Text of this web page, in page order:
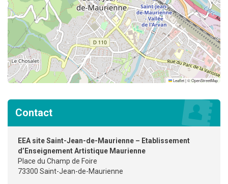
Leaflet|©OpenStreetMap
Contact
EEA site Saint-Jean-de-Maurienne – Etablissement
d’Enseignement Artistique Maurienne
Place du Champ de Foire
73300 Saint-Jean-de-Maurienne